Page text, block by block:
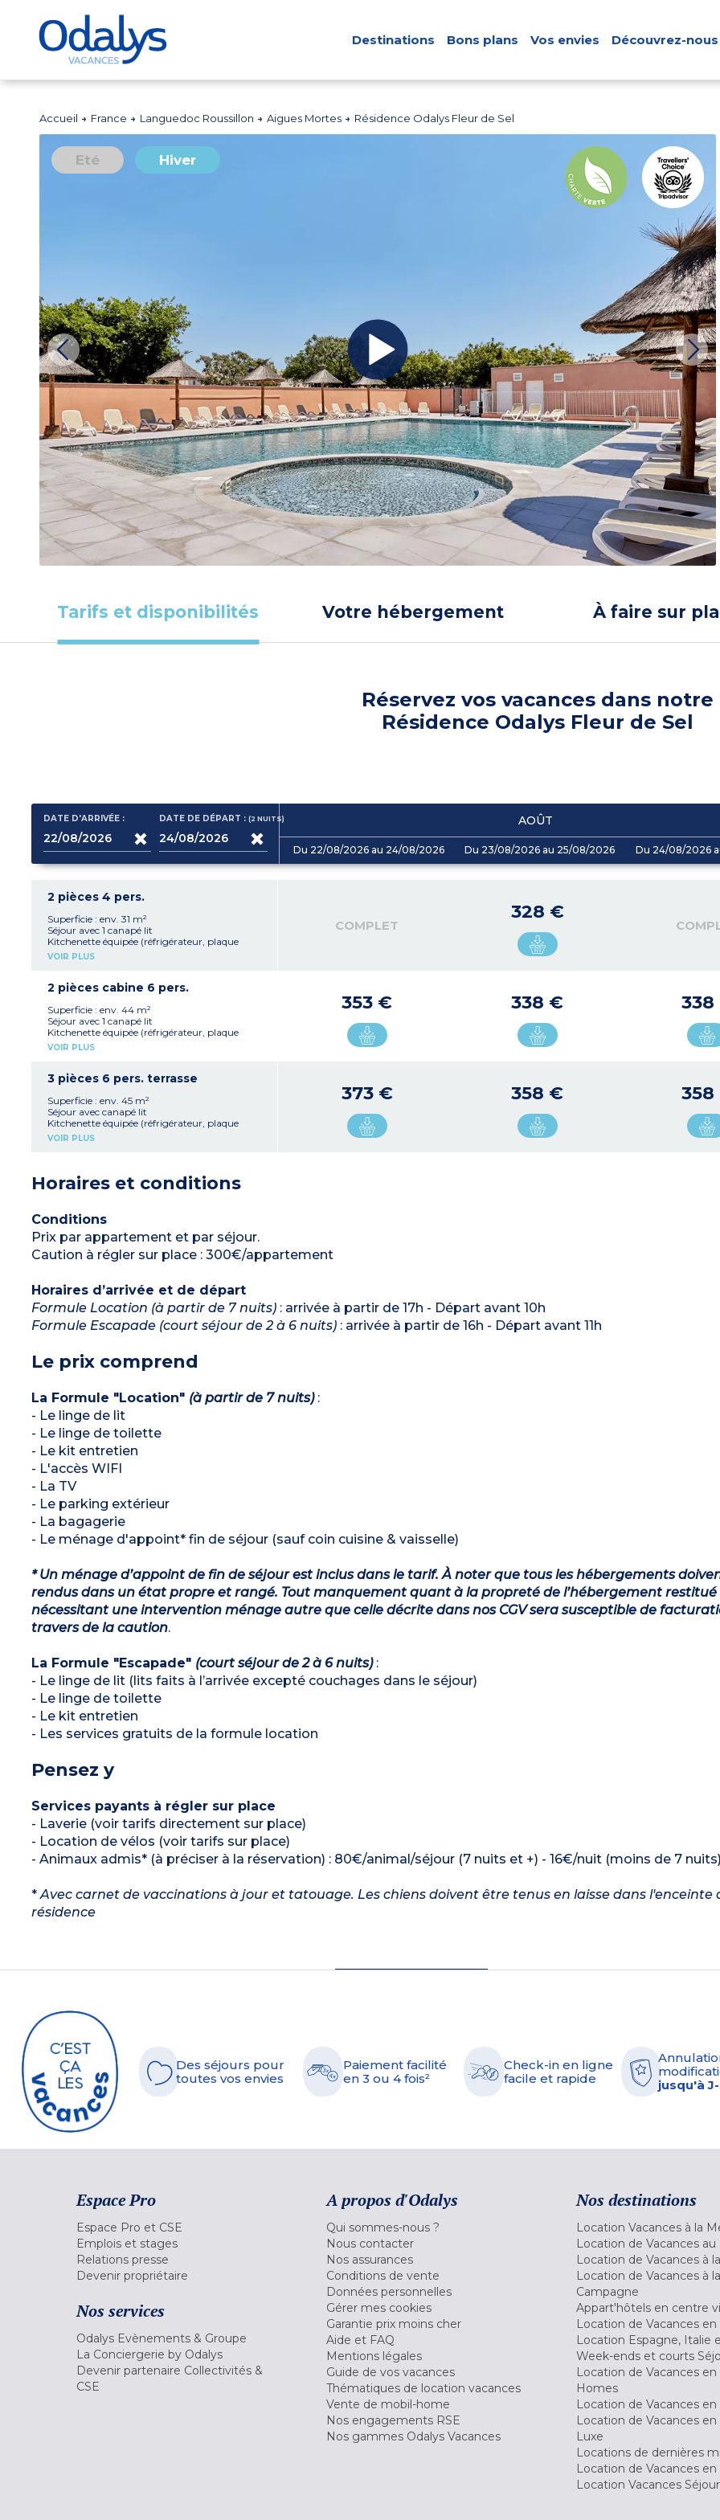
Destinations Bons plans Vos envies Découvrez-nous
Accueil France Languedoc Roussillon Aigues Mortes Résidence Odalys Fleur de Sel
Eté Hiver
Tarifs et disponibilités Votre hébergement À faire sur
Réservez vos vacances dans notre
Résidence Odalys Fleur de Sel
DATE D'ARRIVÉE : DATE DE DÉPART :(2NUITS) AOÛT
Du 22/08/2026 au 24/08/2026 Du 23/08/2026 au 25/08/2026 Du 24/08/2026
2 pièces 4 pers.
Superficie : env. 31 m²
Séjour avec 1 canapé lit
Kitchenette équipée (réfrigérateur, plaque
vitrocéramique, micro-ondes/gril, lave-vaisselle,
1 chambre avec 1 lit double
1 salle de bain avec baignoire (ou douche dans
appartement pour PMR*)
Climatisation
À noter:
- Tous les appartements sont en duplex sauf 1
logement PMR
VOIR PLUS
COMPLET
328 €
2 pièces cabine 6 pers.
Superficie : env. 44 m²
Séjour avec 1 canapé lit
Kitchenette équipée (réfrigérateur, plaque
vitrocéramique, micro-ondes/gril, lave-vaisselle,
1 chambre avec lit double
1 chambre avec 2 lits superposés
1 salle de bain avec baignoire (ou douche dans
appartement PMR*)
Climatisation
À noter:
- Tous les appartements sont en duplex sauf 2
VOIR PLUS
353 € 338 €
3 pièces 6 pers. terrasse
Superficie : env. 45 m²
Séjour avec canapé lit
Kitchenette équipée (réfrigérateur, plaque
vitrocéramique, micro-ondes/gril, lave-vaisselle,
1 chambre avec 1 lit double
1 salle de bain avec baignoire (ou douche dans
Climatisation
À noter:
- Tous les appartements sont en duplex sauf 4
logements PMR
*Personne à mobilité réduite
VOIR PLUS
373 € 358 €
Horaires et conditions
Conditions
Prix par appartement et par séjour.
Caution à régler sur place : 300€/appartement
Horaires d’arrivée et de départ
Formule Location (à partir de 7 nuits): arrivée à partir de 17h - Départ avant 10h
Formule Escapade (court séjour de 2 à 6 nuits): arrivée à partir de 16h - Départ avant 11h
Le prix comprend
La Formule "Location" (à partir de 7 nuits):
- Le linge de lit
- Le linge de toilette
- Le kit entretien
- L'accès WIFI
- La TV
- Le parking extérieur
- La bagagerie
- Le ménage d'appoint* fin de séjour (sauf coin cuisine & vaisselle)
* Un ménage d’appoint de fin de séjour est inclus dans le tarif. À noter que tous les hébergements
rendus dans un état propre et rangé. Tout manquement quant à la propreté de l’hébergement restitué
nécessitant une intervention ménage autre que celle décrite dans nos CGV sera susceptible de
travers de la caution.
La Formule "Escapade" (court séjour de 2 à 6 nuits):
- Le linge de lit (lits faits à l’arrivée excepté couchages dans le séjour)
- Le linge de toilette
- Le kit entretien
- Les services gratuits de la formule location
Pensez y
Services payants à régler sur place
- Laverie (voir tarifs directement sur place)
- Location de vélos (voir tarifs sur place)
- Animaux admis* (à préciser à la réservation) : 80€/animal/séjour (7 nuits et +) - 16€/nuit (moins de 7
*Avec carnet de vaccinations à jour et tatouage. Les chiens doivent être tenus en laisse dans l'enceinte
résidence
Des séjours pour
toutes vos envies
Paiement facilité
en 3 ou 4 fois²
Check-in en ligne
facile et rapide
jusqu'à
Espace Pro
Espace Pro et CSE
Emplois et stages
Relations presse
Devenir propriétaire
Nos services
Odalys Evènements & Groupe
La Conciergerie by Odalys
Devenir partenaire Collectivités &
CSE
A propos d'Odalys
Qui sommes-nous ?
Nous contacter
Nos assurances
Conditions de vente
Données personnelles
Gérer mes cookies
Garantie prix moins cher
Aide et FAQ
Mentions légales
Guide de vos vacances
Thématiques de location vacances
Vente de mobil-home
Nos engagements RSE
Nos gammes Odalys Vacances
Nos destinations
Location Vacances à la
Location de Vacances au
Location de Vacances à
Location de Vacances à la
Campagne
Appart'hôtels en centre
Location de Vacances en
Location Espagne, Italie
Week-ends et courts
Location de Vacances
Homes
Location de Vacances en
Location de Vacances en
Luxe
Locations de dernières
Location de Vacances
Location Vacances